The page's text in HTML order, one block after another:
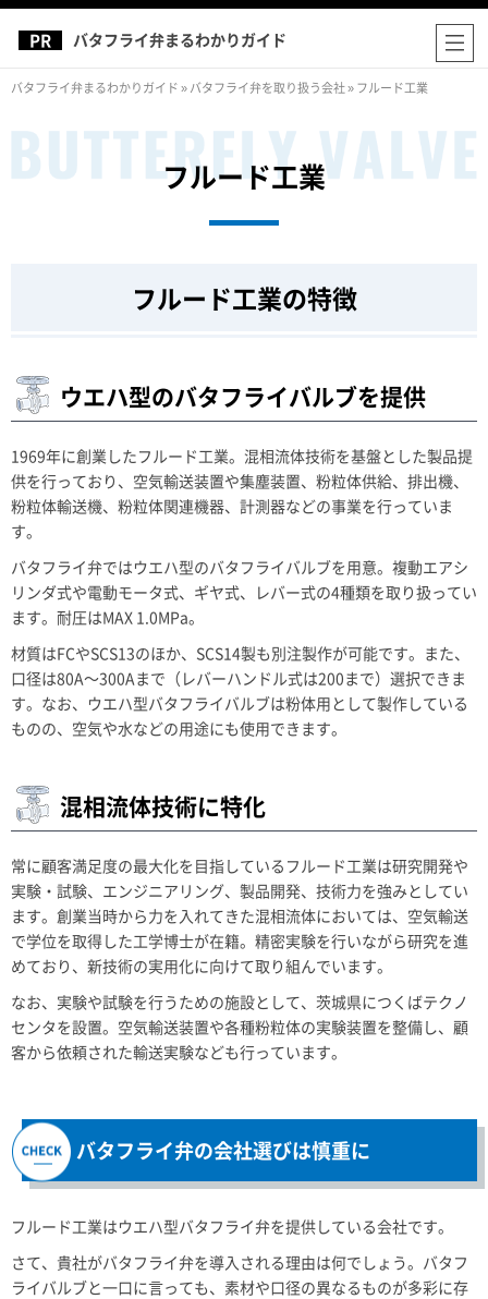
バタフライ弁まるわかりガイド
バタフライ弁まるわかりガイド»バタフライ弁を取り扱う会社»フルード工業
フルード工業
フルード工業の特徴
ウエハ型のバタフライバルブを提供
1969年に創業したフルード工業。混相流体技術を基盤とした製品提
供を行っており、空気輸送装置や集塵装置、粉粒体供給、排出機、
粉粒体輸送機、粉粒体関連機器、計測器などの事業を行っていま
す。
バタフライ弁ではウエハ型のバタフライバルブを用意。複動エアシ
リンダ式や電動モータ式、ギヤ式、レバー式の4種類を取り扱ってい
ます。耐圧はMAX 1.0MPa。
材質はFCやSCS13のほか、SCS14製も別注製作が可能です。また、
口径は80A～300Aまで（レバーハンドル式は200まで）選択できま
す。なお、ウエハ型バタフライバルブは粉体用として製作している
ものの、空気や水などの用途にも使用できます。
混相流体技術に特化
常に顧客満足度の最大化を目指しているフルード工業は研究開発や
実験・試験、エンジニアリング、製品開発、技術力を強みとしてい
ます。創業当時から力を入れてきた混相流体においては、空気輸送
で学位を取得した工学博士が在籍。精密実験を行いながら研究を進
めており、新技術の実用化に向けて取り組んでいます。
なお、実験や試験を行うための施設として、茨城県につくばテクノ
センタを設置。空気輸送装置や各種粉粒体の実験装置を整備し、顧
客から依頼された輸送実験なども行っています。
バタフライ弁の会社選びは慎重に
フルード工業はウエハ型バタフライ弁を提供している会社です。
さて、貴社がバタフライ弁を導入される理由は何でしょう。バタフ
ライバルブと一口に言っても、素材や口径の異なるものが多彩に存